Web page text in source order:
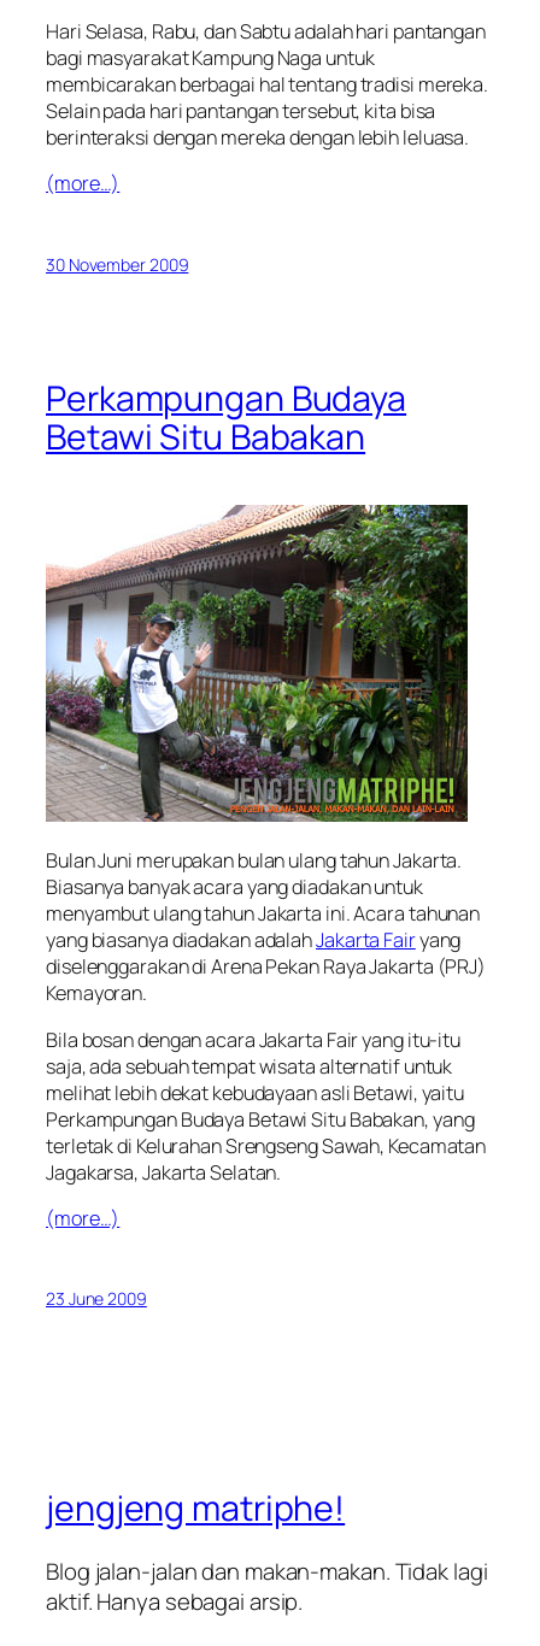
Hari Selasa, Rabu, dan Sabtu adalah hari pantangan
bagi masyarakat Kampung Naga untuk
membicarakan berbagai hal tentang tradisi mereka.
Selain pada hari pantangan tersebut, kita bisa
berinteraksi dengan mereka dengan lebih leluasa.
(more…)
30 November 2009
Perkampungan Budaya
Betawi Situ Babakan
Bulan Juni merupakan bulan ulang tahun Jakarta.
Biasanya banyak acara yang diadakan untuk
menyambut ulang tahun Jakarta ini. Acara tahunan
yang biasanya diadakan adalahJakarta Fairyang
diselenggarakan di Arena Pekan Raya Jakarta (PRJ)
Kemayoran.
Bila bosan dengan acara Jakarta Fair yang itu-itu
saja, ada sebuah tempat wisata alternatif untuk
melihat lebih dekat kebudayaan asli Betawi, yaitu
Perkampungan Budaya Betawi Situ Babakan, yang
terletak di Kelurahan Srengseng Sawah, Kecamatan
Jagakarsa, Jakarta Selatan.
(more…)
23 June 2009
jengjeng matriphe!
Blog jalan-jalan dan makan-makan. Tidak lagi
aktif. Hanya sebagai arsip.